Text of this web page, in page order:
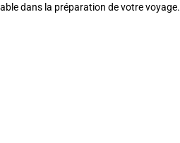
dans la préparation de votre voyage.